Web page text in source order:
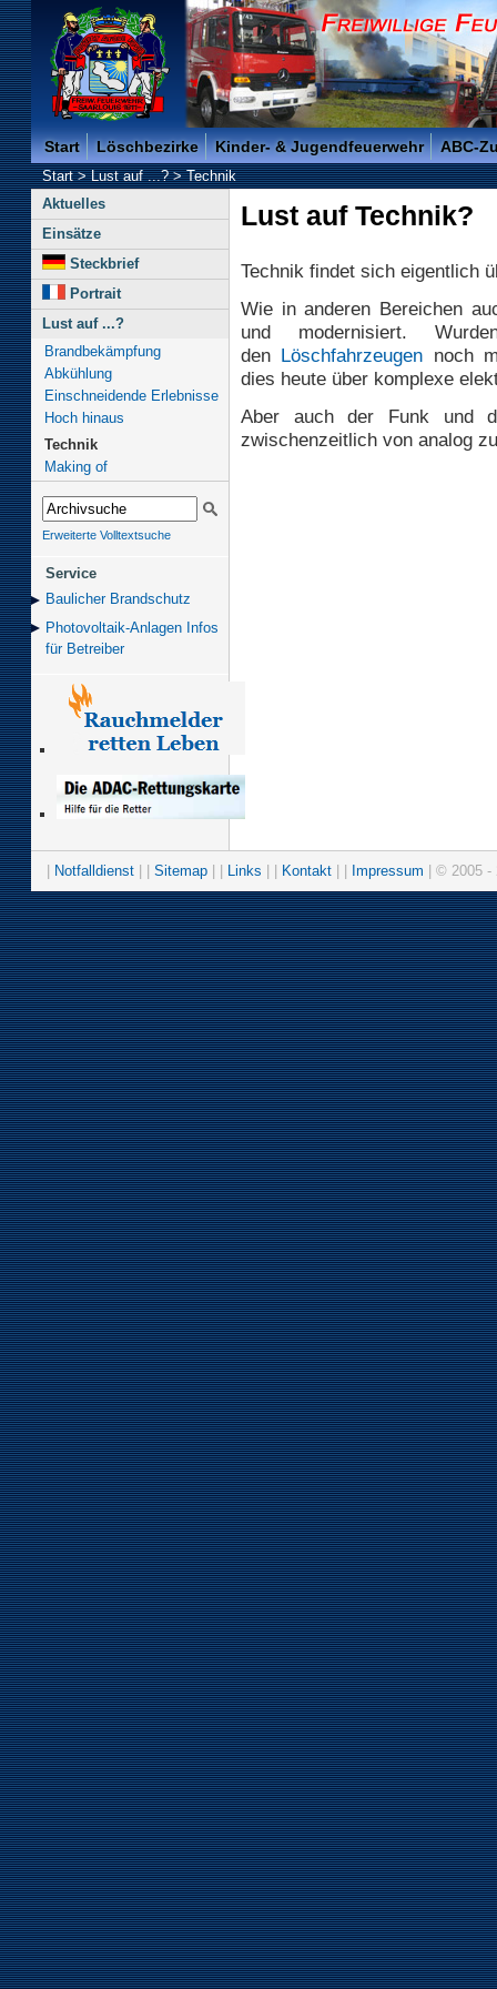
Freiwillige Feuerwehr der Kreisstadt Saarlouis -
Start Löschbezirke Kinder- & Jugendfeuerwehr ABC-
Start>Lust auf ...?>Technik
Aktuelles
Einsätze
Steckbrief
Portrait
Lust auf ...?
Brandbekämpfung
Abkühlung
Einschneidende Erlebnisse
Hoch hinaus
Technik
Making of
Erweiterte Volltextsuche
Service
Baulicher Brand­schutz
Photovoltaik-Anlagen Infos
für Betreiber
Lust auf Technik?
Technik findet sich eigentlich
Wie in anderen Bereichen
und modernisiert.
den Löschfahrzeugen noch
dies heute über komplexe
Aber auch der Funk und
zwischenzeitlich von analog
Notfalldienst Sitemap Links Kontakt Impressum | © 2005 -